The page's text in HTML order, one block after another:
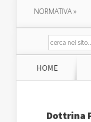
NORMATIVA»
HOME
Dottrina